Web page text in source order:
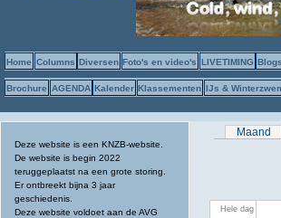
Home Columns Diversen Foto's en video's LIVETIMING Blogs
Brochure AGENDA Kalender Klassementen IJs &
Deze website is een KNZB-website.
De website is begin 2022
teruggeplaatst na een grote storing.
Er ontbreekt bijna 3 jaar
geschiedenis.
Deze website voldoet aan de AVG
Primaire
Maand
Hele dag